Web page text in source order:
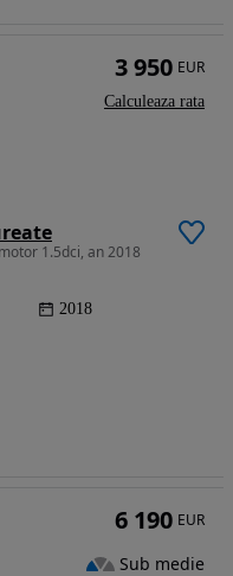
1.5dci, an 2018
2018
3 950 EUR
Calculeaza rata
6 190 EUR
Sub medie